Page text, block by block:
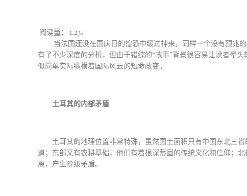
阅读量：
1,234
当法国还没在国庆日的惶恐中缓过神来，同样一个没有预兆
有了不少深度的分析，但由于错综的“故事”背景很容易让读者晕
似简单实际纵横着国际风云的短命政变。
土耳其的内部矛盾
土耳其的地理位置非常特殊，虽然国土面积只有中国东北三
道；东部又有农耕基础，他们有着根深蒂固的传统文化和信仰；
离，产生阶级矛盾。